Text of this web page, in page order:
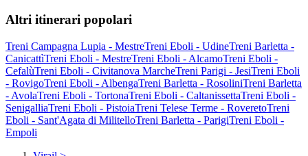
Altri itinerari popolari
Treni Campagna Lupia - MestreTreni Eboli - UdineTreni Barletta -
CanicattìTreni Eboli - MestreTreni Eboli - AlcamoTreni Eboli -
CefalùTreni Eboli - Civitanova MarcheTreni Parigi - JesiTreni Eboli
- RovigoTreni Eboli - AlbengaTreni Barletta - RosoliniTreni Barletta
- AvolaTreni Eboli - TortonaTreni Eboli - CaltanissettaTreni Eboli -
SenigalliaTreni Eboli - PistoiaTreni Telese Terme - RoveretoTreni
Eboli - Sant'Agata di MilitelloTreni Barletta - ParigiTreni Eboli -
Empoli